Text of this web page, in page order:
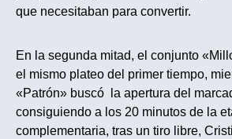
que necesitaban para convertir.
En la segunda mitad, el conjunto
el mismo plateo del primer tiempo,
«Patrón» buscó la apertura del
consiguiendo a los 20 minutos de la
complementaria, tras un tiro libre,